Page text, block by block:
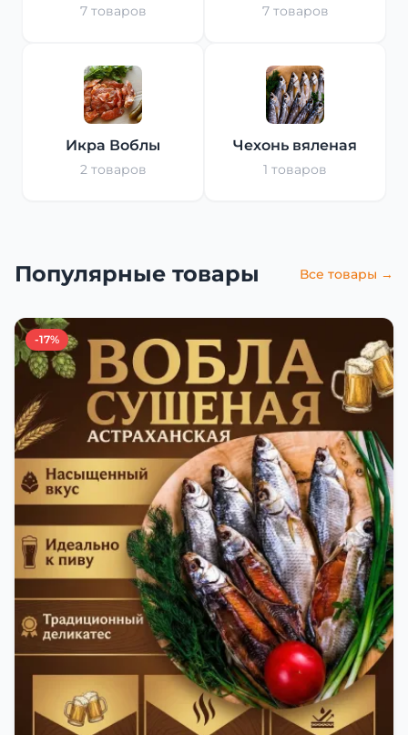
7 товаров 7 товаров
Икра Воблы
2 товаров
Чехонь вяленая
1 товаров
Популярные товары Все товары →
-17%